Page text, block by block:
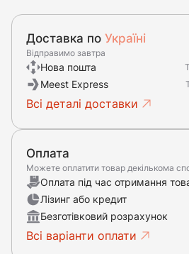
Доставка по Україні
Відправимо завтра
Нова пошта
Meest Express
Всі деталі доставки
Оплата
Можете оплатити товар декількома
Оплата під час отримання
Лізинг або кредит
Безготівковий розрахунок
Всі варіанти оплати